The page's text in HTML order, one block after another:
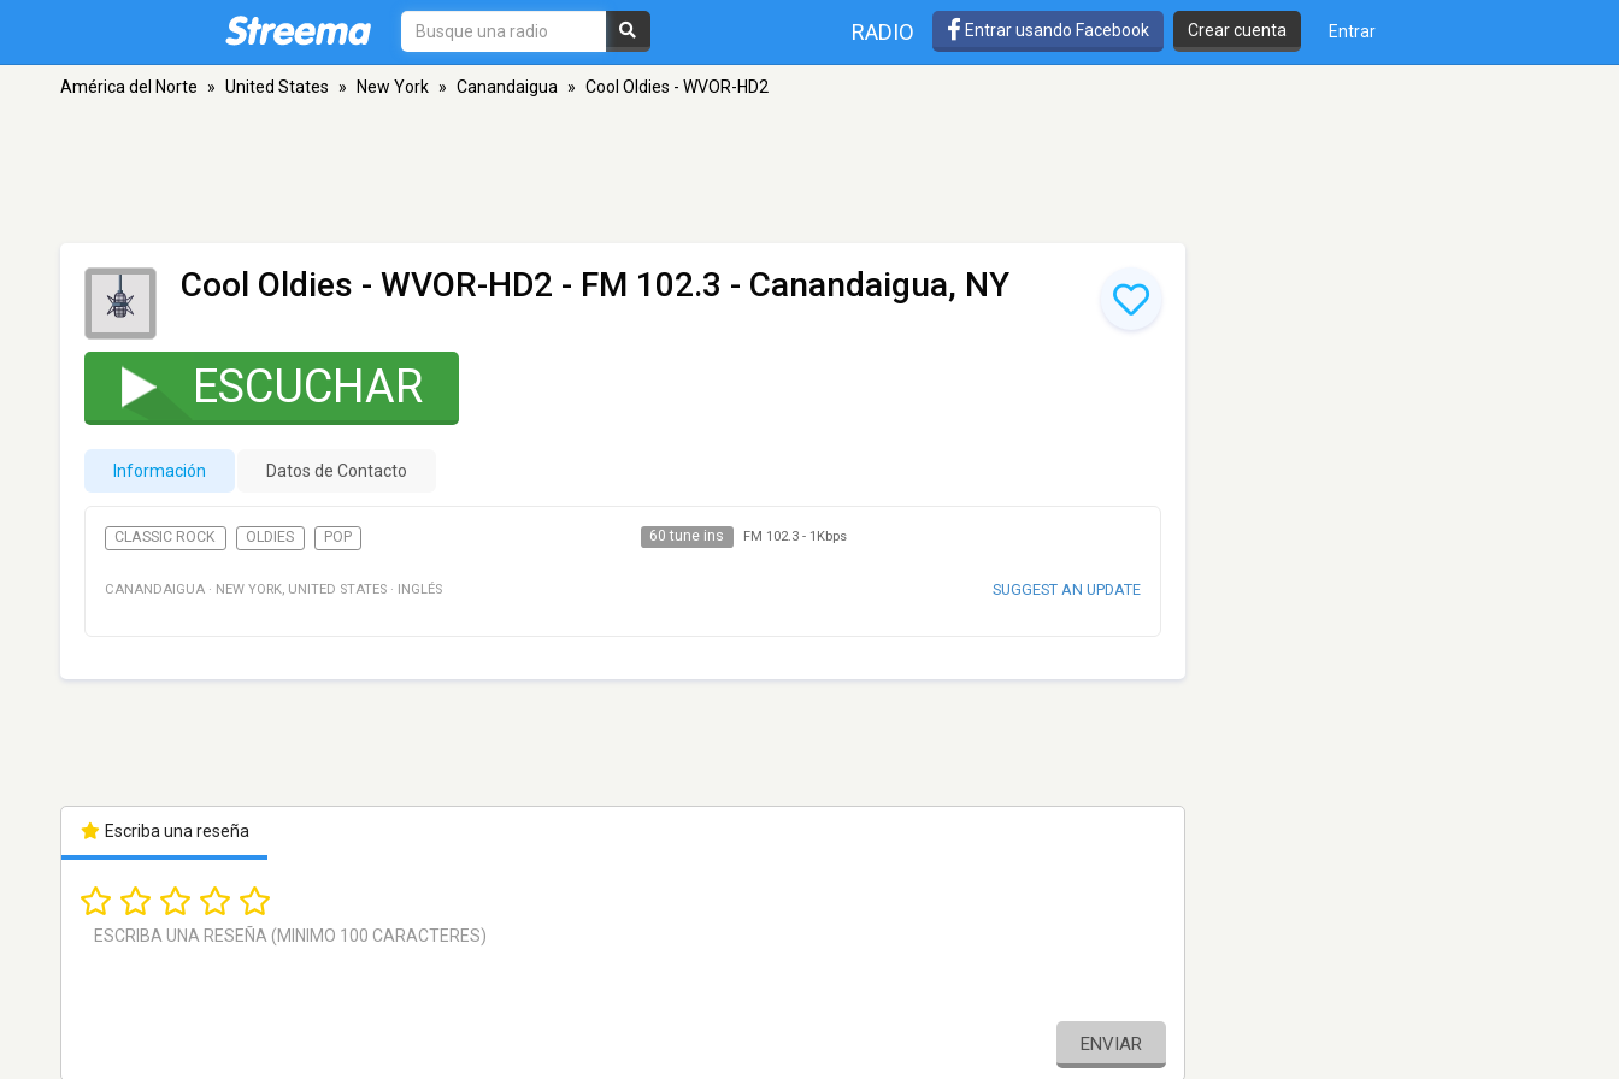
RADIO Entrar usando Facebook Crear cuenta Entrar
América del Norte » United States » New York » Canandaigua » Cool Oldies - WVOR-HD2
Cool Oldies - WVOR-HD2 - FM 102.3 - Canandaigua, NY
ESCUCHAR
Información Datos de Contacto
CLASSIC ROCK OLDIES POP 60 tune ins FM 102.3- 1Kbps
CANANDAIGUA · NEW YORK, UNITED STATES · INGLÉS SUGGEST AN UPDATE
Escriba una reseña
ENVIAR